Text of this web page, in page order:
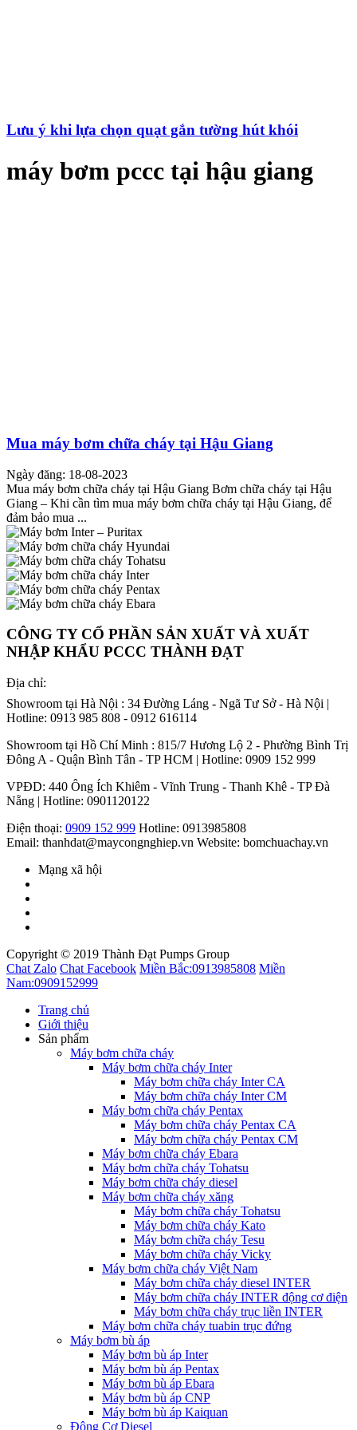
Lưu ý khi lựa chọn quạt gắn tường hút khói
máy bơm pccc tại hậu giang
Mua máy bơm chữa cháy tại Hậu Giang
Ngày đăng: 18-08-2023
Mua máy bơm chữa cháy tại Hậu Giang Bơm chữa cháy tại Hậu
Giang – Khi cần tìm mua máy bơm chữa cháy tại Hậu Giang, để
đảm bảo mua ...
CÔNG TY CỔ PHẦN SẢN XUẤT VÀ XUẤT
NHẬP KHẨU PCCC THÀNH ĐẠT
Địa chỉ:
Showroom tại Hà Nội : 34 Đường Láng - Ngã Tư Sở - Hà Nội |
Hotline: 0913 985 808 - 0912 616114
Showroom tại Hồ Chí Minh : 815/7 Hương Lộ 2 - Phường Bình Trị
Đông A - Quận Bình Tân - TP HCM | Hotline: 0909 152 999
VPĐD: 440 Ông Ích Khiêm - Vĩnh Trung - Thanh Khê - TP Đà
Nẵng | Hotline: 0901120122
Điện thoại: 0909 152 999 Hotline: 0913985808
Email: thanhdat@maycongnghiep.vn Website: bomchuachay.vn
Mạng xã hội
Copyright © 2019 Thành Đạt Pumps Group
Chat Zalo Chat Facebook Miền Bắc:0913985808 Miền
Nam:0909152999
Trang chủ
Giới thiệu
Sản phẩm
Máy bơm chữa cháy
Máy bơm chữa cháy Inter
Máy bơm chữa cháy Inter CA
Máy bơm chữa cháy Inter CM
Máy bơm chữa cháy Pentax
Máy bơm chữa cháy Pentax CA
Máy bơm chữa cháy Pentax CM
Máy bơm chữa cháy Ebara
Máy bơm chữa cháy Tohatsu
Máy bơm chữa cháy diesel
Máy bơm chữa cháy xăng
Máy bơm chữa cháy Tohatsu
Máy bơm chữa cháy Kato
Máy bơm chữa cháy Tesu
Máy bơm chữa cháy Vicky
Máy bơm chữa cháy Việt Nam
Máy bơm chữa cháy diesel INTER
Máy bơm chữa cháy INTER động cơ điện
Máy bơm chữa cháy trục liền INTER
Máy bơm chữa cháy tuabin trục đứng
Máy bơm bù áp
Máy bơm bù áp Inter
Máy bơm bù áp Pentax
Máy bơm bù áp Ebara
Máy bơm bù áp CNP
Máy bơm bù áp Kaiquan
Động Cơ Diesel